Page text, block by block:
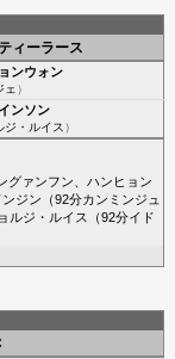
ィーラース
ンウォン
ェ ）
ンソン
ジ・ルイス ）
グァンフン
ハンヒョン
ジン （92分カンミンジュ
ルジ・ルイス （92分イド